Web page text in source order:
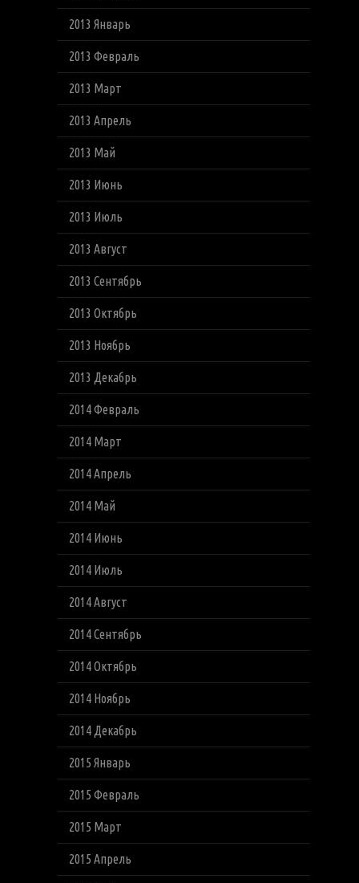
2013 Январь
2013 Февраль
2013 Март
2013 Апрель
2013 Май
2013 Июнь
2013 Июль
2013 Август
2013 Сентябрь
2013 Октябрь
2013 Ноябрь
2013 Декабрь
2014 Февраль
2014 Март
2014 Апрель
2014 Май
2014 Июнь
2014 Июль
2014 Август
2014 Сентябрь
2014 Октябрь
2014 Ноябрь
2014 Декабрь
2015 Январь
2015 Февраль
2015 Март
2015 Апрель